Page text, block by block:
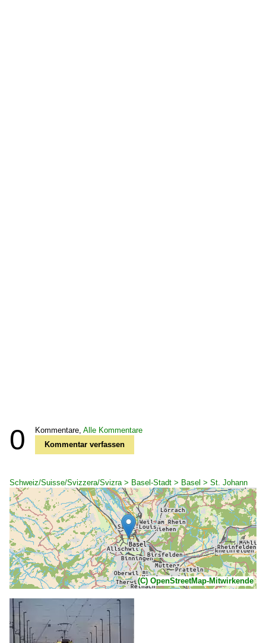
0 Kommentare, Alle Kommentare
Kommentar verfassen
Schweiz/Suisse/Svizzera/Svizra > Basel-Stadt > Basel > St. Johann
(C) OpenStreetMap-Mitwirkende